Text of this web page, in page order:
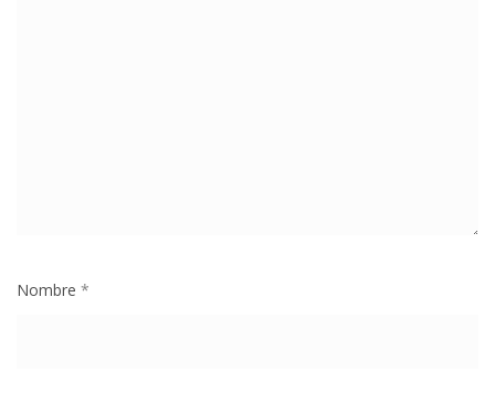
Nombre *